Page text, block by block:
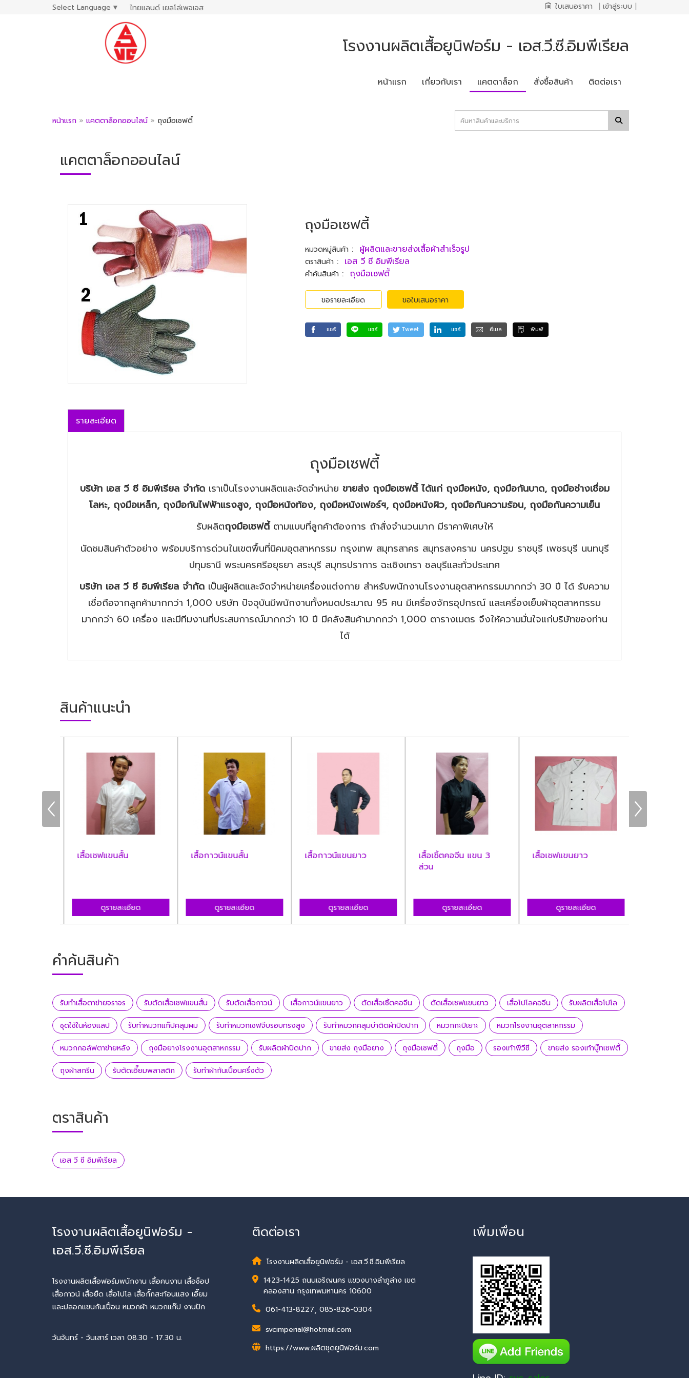
Select Language ▼ ไทยแลนด์ เยลโล่เพจเจส ใบเสนอราคา | เข้าสู่ระบบ |
โรงงานผลิตเสื้อยูนิฟอร์ม - เอส.วี.ซี.อิมพีเรียล
หน้าแรก เกี่ยวกับเรา แคตตาล็อก สั่งซื้อสินค้า ติดต่อเรา
หน้าแรก » แคตตาล็อกออนไลน์ » ถุงมือเซฟตี้
แคตตาล็อกออนไลน์
ถุงมือเซฟตี้
หมวดหมู่สินค้า: ผู้ผลิตและขายส่งเสื้อผ้าสำเร็จรูป
ตราสินค้า: เอส วี ซี อิมพีเรียล
คำค้นสินค้า: ถุงมือเซฟตี้
ขอรายละเอียด ขอใบเสนอราคา
แชร์ แชร์ Tweet แชร์ อีเมล พิมพ์
รายละเอียด
ถุงมือเซฟตี้
บริษัท เอส วี ซี อิมพีเรียล จำกัด เราเป็นโรงงานผลิตและจัดจำหน่าย ขายส่ง ถุงมือเซฟตี้ ได้แก่ ถุงมือหนัง, ถุงมือกันบาด, ถุงมือช่างเชื่อม
โลหะ, ถุงมือเหล็ก, ถุงมือกันไฟฟ้าแรงสูง, ถุงมือหนังท้อง, ถุงมือหนังเฟอร์ฯ, ถุงมือหนังผิว, ถุงมือกันความร้อน, ถุงมือกันความเย็น
รับผลิตถุงมือเซฟตี้ตามแบบที่ลูกค้าต้องการ ถ้าสั่งจำนวนมาก มีราคาพิเศษให้
นัดชมสินค้าตัวอย่าง พร้อมบริการด่วนในเขตพื้นที่นิคมอุตสาหกรรม กรุงเทพ สมุทรสาคร สมุทรสงคราม นครปฐม ราชบุรี เพชรบุรี นนทบุรี
ปทุมธานี พระนครศรีอยุธยา สระบุรี สมุทรปราการ ฉะเชิงเทรา ชลบุรีและทั่วประเทศ
บริษัท เอส วี ซี อิมพีเรียล จำกัด เป็นผู้ผลิตและจัดจำหน่ายเครื่องแต่งกาย สำหรับพนักงานโรงงานอุตสาหกรรมมากกว่า 30 ปี ได้ รับความ
เชื่อถือจากลูกค้ามากกว่า 1,000 บริษัท ปัจจุบันมีพนักงานทั้งหมดประมาณ 95 คน มีเครื่องจักรอุปกรณ์ และเครื่องเย็บผ้าอุตสาหกรรม
มากกว่า 60 เครื่อง และมีทีมงานที่ประสบการณ์มากกว่า 10 ปี มีคลังสินค้ามากกว่า 1,000 ตารางเมตร จึงให้ความมั่นใจแก่บริษัทของท่าน
ได้
สินค้าแนะนำ
เสื้อเชฟแขนสั้น
ดูรายละเอียด
เสื้อกาวน์แขนสั้น
ดูรายละเอียด
เสื้อกาวน์แขนยาว
ดูรายละเอียด
เสื้อเชิ้ตคอจีน แขน 3
ส่วน
ดูรายละเอียด
เสื้อเชฟแขนยาว
ดูรายละเอียด
คำค้นสินค้า
รับทำเสื้อตาข่ายจราจร รับตัดเสื้อเชฟแขนสั้น รับตัดเสื้อกาวน์ เสื้อกาวน์แขนยาว ตัดเสื้อเชิ้ตคอจีน ตัดเสื้อเชฟแขนยาว เสื้อโปโลคอจีน รับผลิตเสื้อโปโล
ชุดใช้ในห้องแลป รับทำหมวกแก๊ปคลุมผม รับทำหมวกเชฟจีบรอบทรงสูง รับทำหมวกคลุมบ่าติดผ้าปิดปาก หมวกกะปิเยาะ หมวกโรงงานอุตสาหกรรม
หมวกกอล์ฟตาข่ายหลัง ถุงมือยางโรงงานอุตสาหกรรม รับผลิตผ้าปิดปาก ขายส่ง ถุงมือยาง ถุงมือเซฟตี้ ถุงมือ รองเท้าพีวีซี ขายส่ง รองเท้าบู๊ทเซฟตี้
ถุงผ้าสกรีน รับตัดเอี๊ยมพลาสติก รับทำผ้ากันเปื้อนครึ่งตัว
ตราสินค้า
เอส วี ซี อิมพีเรียล
โรงงานผลิตเสื้อยูนิฟอร์ม -
เอส.วี.ซี.อิมพีเรียล
โรงงานผลิตเสื้อฟอร์มพนักงาน เสื้อคนงาน เสื้อช็อป
เสื้อกาวน์ เสื้อยืด เสื้อโปโล เสื้อกั๊กสะท้อนแสง เอี๊ยม
และปลอกแขนกันเปื้อน หมวกผ้า หมวกแก๊ป งานปัก
วันจันทร์ - วันเสาร์ เวลา 08.30 - 17.30 น.
ติดต่อเรา
โรงงานผลิตเสื้อยูนิฟอร์ม - เอส.วี.ซี.อิมพีเรียล
1423-1425 ถนนเจริญนคร แขวงบางลำภูล่าง เขต
คลองสาน กรุงเทพมหานคร 10600
061-413-8227, 085-826-0304
svcimperial@hotmail.com
https://www.ผลิตชุดยูนิฟอร์ม.com
เพิ่มเพื่อน